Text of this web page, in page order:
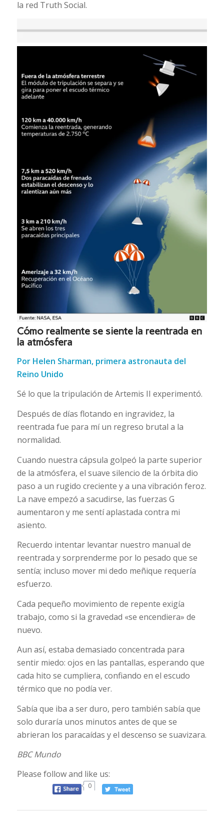
la red Truth Social.
Cómo realmente se siente la reentrada en
la atmósfera
Por Helen Sharman, primera astronauta del
Reino Unido
Sé lo que la tripulación de Artemis II experimentó.
Después de días flotando en ingravidez, la
reentrada fue para mí un regreso brutal a la
normalidad.
Cuando nuestra cápsula golpeó la parte superior
de la atmósfera, el suave silencio de la órbita dio
paso a un rugido creciente y a una vibración feroz.
La nave empezó a sacudirse, las fuerzas G
aumentaron y me sentí aplastada contra mi
asiento.
Recuerdo intentar levantar nuestro manual de
reentrada y sorprenderme por lo pesado que se
sentía; incluso mover mi dedo meñique requería
esfuerzo.
Cada pequeño movimiento de repente exigía
trabajo, como si la gravedad «se encendiera» de
nuevo.
Aun así, estaba demasiado concentrada para
sentir miedo: ojos en las pantallas, esperando que
cada hito se cumpliera, confiando en el escudo
térmico que no podía ver.
Sabía que iba a ser duro, pero también sabía que
solo duraría unos minutos antes de que se
abrieran los paracaídas y el descenso se suavizara.
BBC Mundo
Please follow and like us:
0